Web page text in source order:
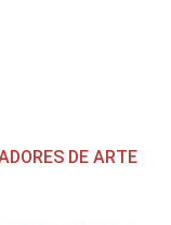
DE ARTE